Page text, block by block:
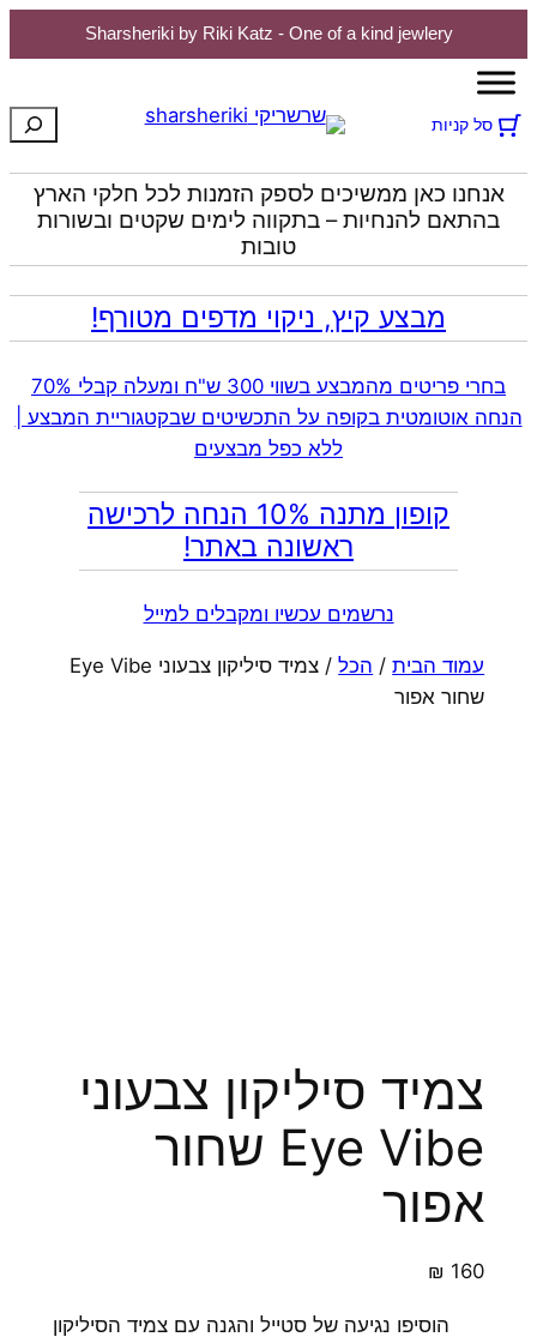
Sharsheriki by Riki Katz - One of a kind jewlery
לדלג
סל קניות חיפוש
אנחנו כאן ממשיכים לספק הזמנות לכל חלקי הארץ
בהתאם להנחיות – בתקווה לימים שקטים ובשורות
טובות
מבצע קיץ, ניקוי מדפים מטורף!
בחרי פריטים מהמבצע בשווי 300 ש"ח ומעלה קבלי 70%
הנחה אוטומטית בקופה על התכשיטים שבקטגוריית המבצע |
ללא כפל מבצעים
קופון מתנה 10% הנחה לרכישה
ראשונה באתר!
נרשמים עכשיו ומקבלים למייל
עמוד הבית/ הכל
/ צמיד סיליקון צבעוני Eye Vibe
שחור אפור
צמיד סיליקון צבעוני
Eye Vibe שחור
אפור
₪ 160
הוסיפו נגיעה של סטייל והגנה עם צמיד הסיליקון